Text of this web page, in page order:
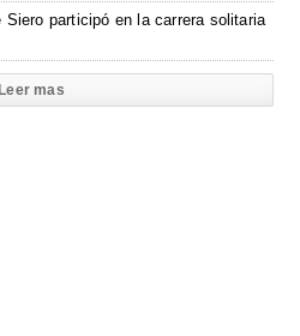
Siero participó en la carrera solitaria
Leer mas